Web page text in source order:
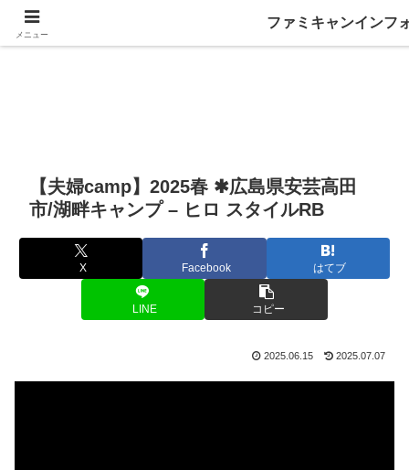
【夫婦camp】2025春 ✱広島県安芸高田
市/湖畔キャンプ – ヒロ スタイルRB
X Facebook はてブ
LINE コピー
2025.06.15 2025.07.07
メニュー
ファミキャンインフ